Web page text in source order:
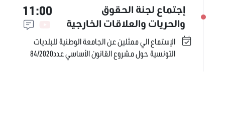
إجتماع لجنة الحقوق
والحريات والعلاقات الخارجية
11:00
الإستماع الي ممثلين عن الجامعة الوطنية للبلديات
التونسية حول مشروع القانون الأساسي عدد84/2020